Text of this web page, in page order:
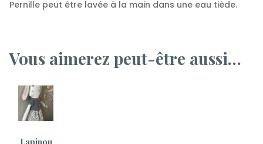
Pernille peut être lavée à la main dans une eau tiède.
Vous aimerez peut-être aussi…
Lapinou